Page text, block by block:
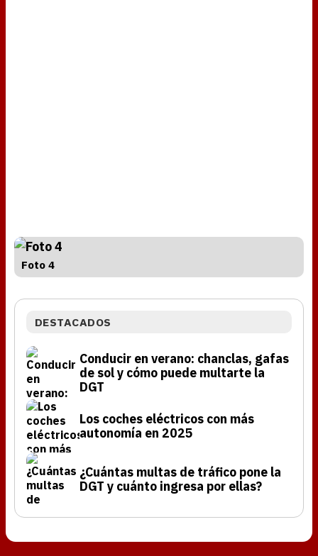
Foto 4
DESTACADOS
Conducir en verano: chanclas, gafas
de sol y cómo puede multarte la
DGT
Los coches eléctricos con más
autonomía en 2025
¿Cuántas multas de tráfico pone la
DGT y cuánto ingresa por ellas?